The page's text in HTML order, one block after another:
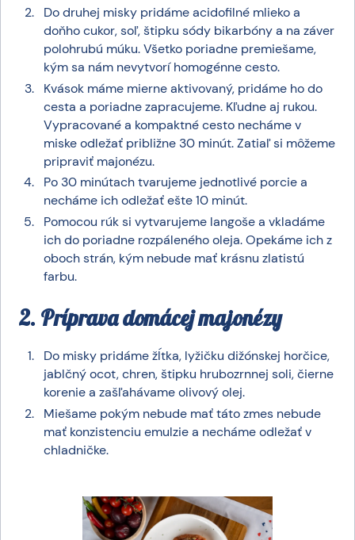
Do druhej misky pridáme acidofilné mlieko a
doňho cukor, soľ, štipku sódy bikarbóny a na záver
polohrubú múku. Všetko poriadne premiešame,
kým sa nám nevytvorí homogénne cesto.
Kvások máme mierne aktivovaný, pridáme ho do
cesta a poriadne zapracujeme. Kľudne aj rukou.
Vypracované a kompaktné cesto necháme v
miske odležať približne 30 minút. Zatiaľ si môžeme
pripraviť majonézu.
Po 30 minútach tvarujeme jednotlivé porcie a
necháme ich odležať ešte 10 minút.
Pomocou rúk si vytvarujeme langoše a vkladáme
ich do poriadne rozpáleného oleja. Opekáme ich z
oboch strán, kým nebude mať krásnu zlatistú
farbu.
2. Príprava domácej majonézy
Do misky pridáme žĺtka, lyžičku dižónskej horčice,
jablčný ocot, chren, štipku hrubozrnnej soli, čierne
korenie a zašľahávame olivový olej.
Miešame pokým nebude mať táto zmes nebude
mať konzistenciu emulzie a necháme odležať v
chladničke.